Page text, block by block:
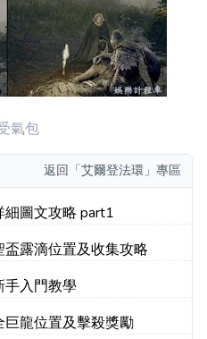
氣包
返回 「艾爾登法環」專區
細圖文攻略 part1
盃露滴位置及收集攻略
手入門教學
巨龍位置及擊殺獎勵